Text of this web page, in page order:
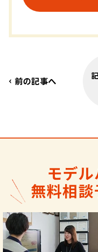
前の記事へ
モデ
無料相談